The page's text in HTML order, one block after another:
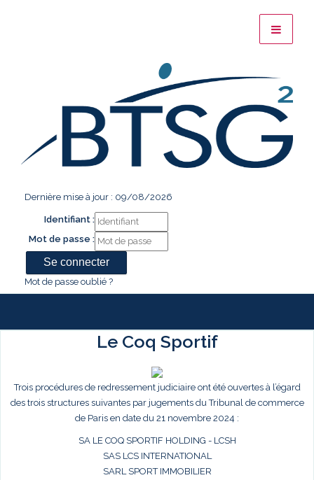
Dernière mise à jour : 09/08/2026
Identifiant :
Mot de passe :
Mot de passe oublié ?
Le Coq Sportif
Trois procédures de redressement judiciaire ont été ouvertes à l’égard
des trois structures suivantes par jugements du Tribunal de commerce
de Paris en date du 21 novembre 2024 :
SA LE COQ SPORTIF HOLDING - LCSH
SAS LCS INTERNATIONAL
SARL SPORT IMMOBILIER